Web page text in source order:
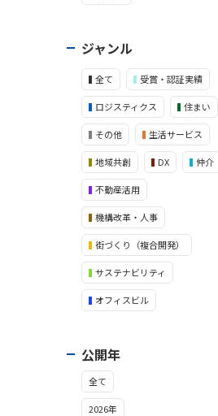
ジャンル
全て 受賞・認証実績
ロジスティクス 住まい
その他 生活サービス
地域共創 DX 仲介
不動産活用
機構改革・人事
街づくり（複合開発）
サステナビリティ
オフィスビル
公開年
全て
2026年